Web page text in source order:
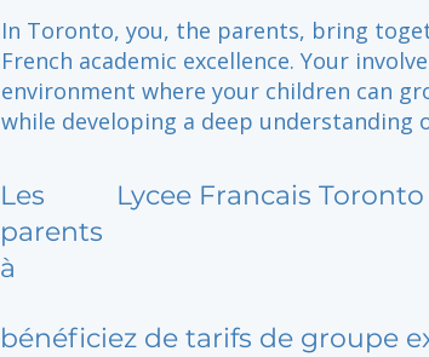
In Toronto, you, the parents, bring
French academic excellence. Your
environment where your children can
while developing a deep understanding
Les
parents
à
Lycee Francais Toronto
bénéficiez de tarifs de groupe